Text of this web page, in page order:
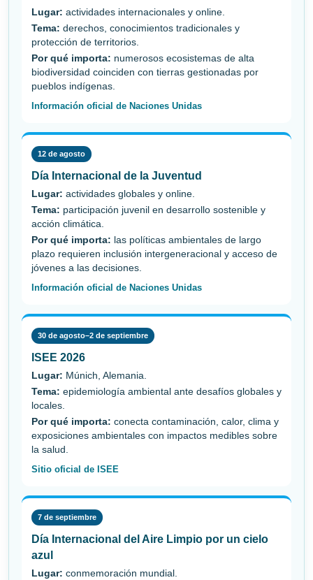
Lugar: actividades internacionales y online.
Tema: derechos, conocimientos tradicionales y
protección de territorios.
Por qué importa: numerosos ecosistemas de alta
biodiversidad coinciden con tierras gestionadas por
pueblos indígenas.
Información oficial de Naciones Unidas
12 de agosto
Día Internacional de la Juventud
Lugar: actividades globales y online.
Tema: participación juvenil en desarrollo sostenible y
acción climática.
Por qué importa: las políticas ambientales de largo
plazo requieren inclusión intergeneracional y acceso de
jóvenes a las decisiones.
Información oficial de Naciones Unidas
30 de agosto–2 de septiembre
ISEE 2026
Lugar: Múnich, Alemania.
Tema: epidemiología ambiental ante desafíos globales y
locales.
Por qué importa: conecta contaminación, calor, clima y
exposiciones ambientales con impactos medibles sobre
la salud.
Sitio oficial de ISEE
7 de septiembre
Día Internacional del Aire Limpio por un cielo
azul
Lugar: conmemoración mundial.